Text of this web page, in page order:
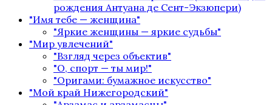
рождения Антуана де Сент-Экзюпери)
"Имя тебе — женщина"
"Яркие женщины — яркие судьбы"
"Мир увлечений"
"Взгляд через объектив"
"О, спорт — ты мир!"
"Оригами: бумажное искусство"
"Мой край Нижегородский"